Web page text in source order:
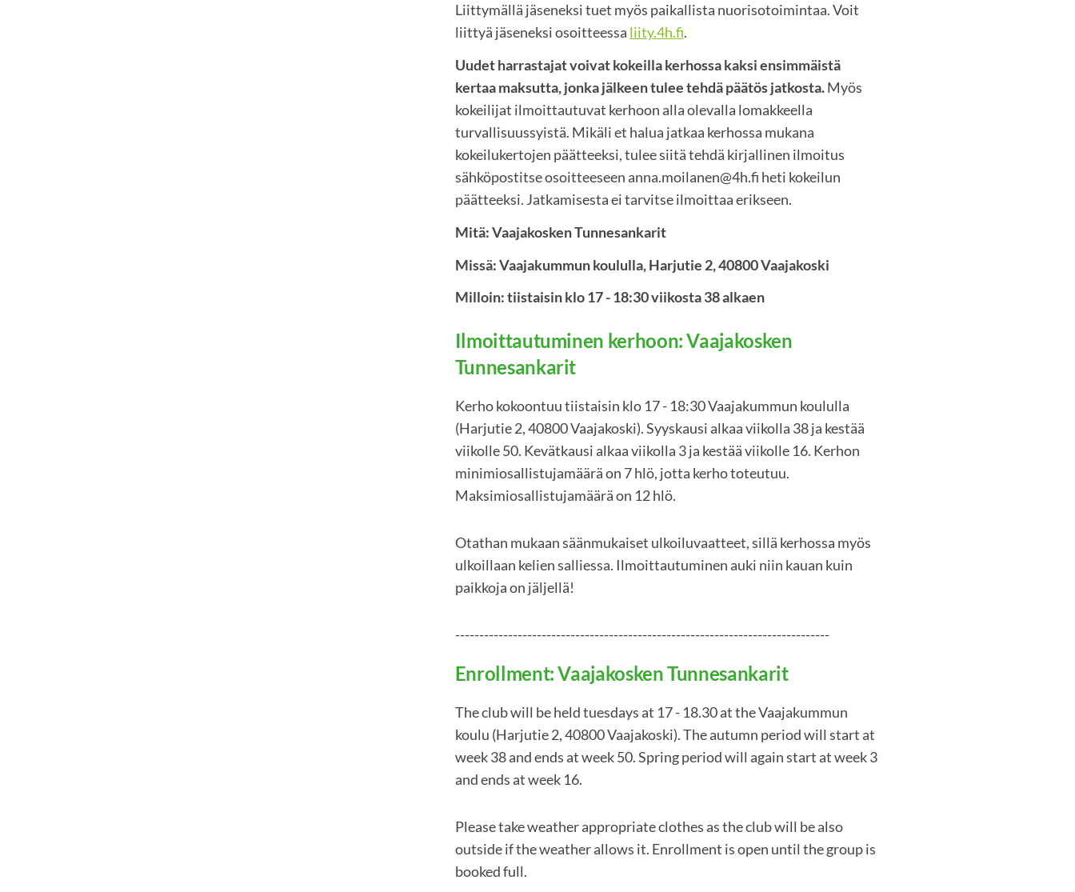
Liittymällä jäseneksi tuet myös paikallista nuorisotoimintaa. Voit
liittyä jäseneksi osoitteessa liity.4h.fi.
Uudet harrastajat voivat kokeilla kerhossa kaksi ensimmäistä
kertaa maksutta, jonka jälkeen tulee tehdä päätös jatkosta.Myös
kokeilijat ilmoittautuvat kerhoon alla olevalla lomakkeella
turvallisuussyistä. Mikäli et halua jatkaa kerhossa mukana
kokeilukertojen päätteeksi, tulee siitä tehdä kirjallinen ilmoitus
sähköpostitse osoitteeseen anna.moilanen@4h.fi heti kokeilun
päätteeksi. Jatkamisesta ei tarvitse ilmoittaa erikseen.
Mitä: Vaajakosken Tunnesankarit
Missä: Vaajakummun koululla, Harjutie 2, 40800 Vaajakoski
Milloin: tiistaisin klo 17 - 18:30 viikosta 38 alkaen
Ilmoittautuminen kerhoon: Vaajakosken
Tunnesankarit
Kerho kokoontuu tiistaisin klo 17 - 18:30 Vaajakummun koululla
(Harjutie 2, 40800 Vaajakoski). Syyskausi alkaa viikolla 38 ja kestää
viikolle 50. Kevätkausi alkaa viikolla 3 ja kestää viikolle 16. Kerhon
minimiosallistujamäärä on 7 hlö, jotta kerho toteutuu.
Maksimiosallistujamäärä on 12 hlö.
Otathan mukaan säänmukaiset ulkoiluvaatteet, sillä kerhossa myös
ulkoillaan kelien salliessa. Ilmoittautuminen auki niin kauan kuin
paikkoja on jäljellä!
------------------------------------------------------------------------------
Enrollment: Vaajakosken Tunnesankarit
The club will be held tuesdays at 17 - 18.30 at the Vaajakummun
koulu (Harjutie 2, 40800 Vaajakoski). The autumn period will start at
week 38 and ends at week 50. Spring period will again start at week 3
and ends at week 16.
Please take weather appropriate clothes as the club will be also
outside if the weather allows it. Enrollment is open until the group is
booked full.